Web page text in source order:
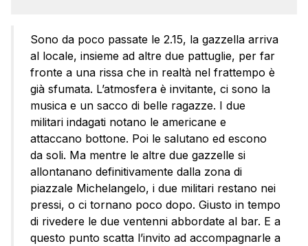
Sono da poco passate le 2.15, la gazzella arriva
al locale, insieme ad altre due pattuglie, per far
fronte a una rissa che in realtà nel frattempo è
già sfumata. L’atmosfera è invitante, ci sono la
musica e un sacco di belle ragazze. I due
militari indagati notano le americane e
attaccano bottone. Poi le salutano ed escono
da soli. Ma mentre le altre due gazzelle si
allontanano definitivamente dalla zona di
piazzale Michelangelo, i due militari restano nei
pressi, o ci tornano poco dopo. Giusto in tempo
di rivedere le due ventenni abbordate al bar. E a
questo punto scatta l’invito ad accompagnarle a